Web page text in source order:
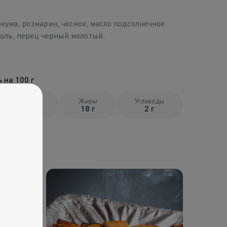
розмарин, чеснок, масло подсолнечное
перец черный молотый.
на 100 г
Жиры
18 г
Углеводы
2 г